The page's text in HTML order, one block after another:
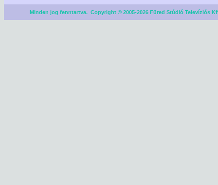
Minden jog fenntartva. Copyright © 2005-2026 Füred Stúdió Televíziós